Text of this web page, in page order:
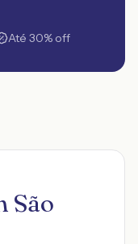
Até 30% off
São